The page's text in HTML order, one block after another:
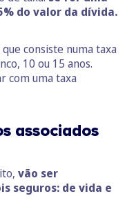
do valor da dívida.
que consiste numa taxa
10 ou 15 anos.
com uma taxa
associados
vão ser
seguros: de vida e